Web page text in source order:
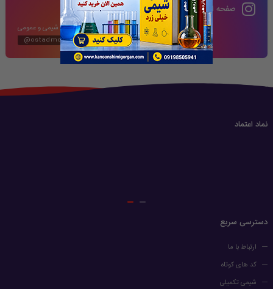
صفحه اینستاگرام
محتوای آموزشی شیمی و عمومی
@ostadmomeni2020
نماد اعتماد
دسترسی سریع
ارتباط با ما
کد های کوتاه
شیمی تکمیلی